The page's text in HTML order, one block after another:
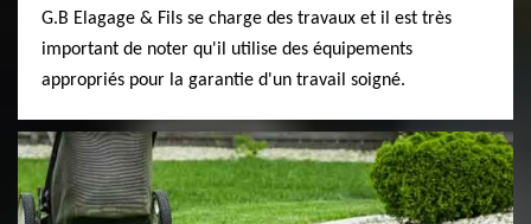
G.B Elagage & Fils se charge des travaux et il est très
important de noter qu'il utilise des équipements
appropriés pour la garantie d'un travail soigné.